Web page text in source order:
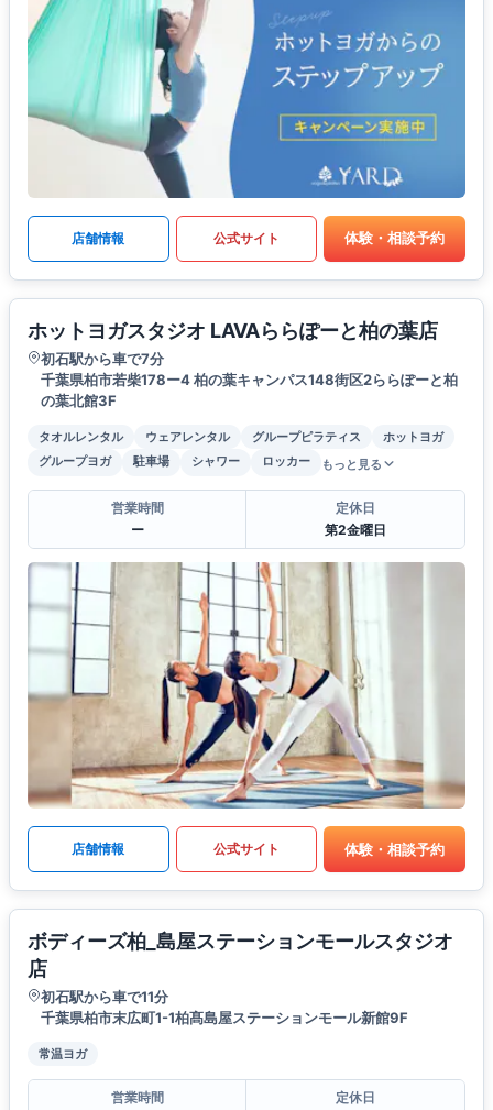
店舗情報 公式サイト 体験・相談予約
ホットヨガスタジオ LAVAららぽーと柏の葉店
初石駅から車で7分
千葉県柏市若柴178ー4 柏の葉キャンパス148街区2ららぽーと柏
の葉北館3F
タオルレンタル ウェアレンタル グループピラティス
ホットヨガ
グループヨガ
駐車場 シャワー ロッカー もっと見る
営業時間
ー
定休日
第2金曜日
店舗情報 公式サイト 体験・相談予約
ボディーズ柏_島屋ステーションモールスタジオ
店
初石駅から車で11分
千葉県柏市末広町1-1柏髙島屋ステーションモール新館9F
常温ヨガ
営業時間
定休日